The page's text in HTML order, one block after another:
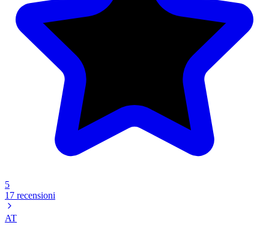
5
17 recensioni
AT